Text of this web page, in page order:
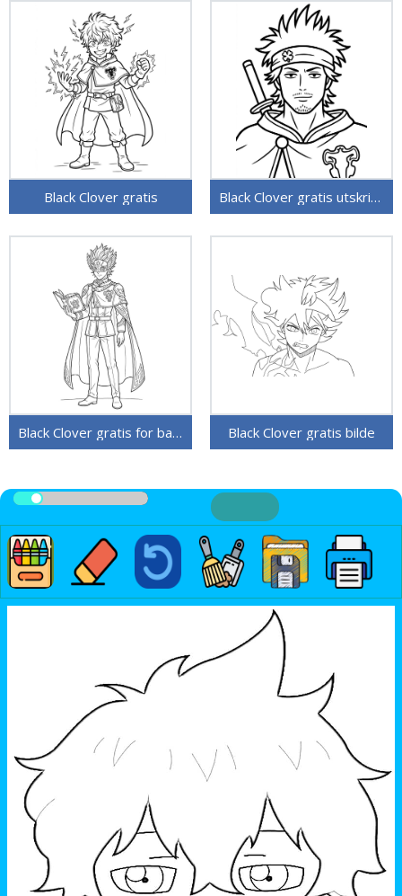
Black Clover gratis Black Clover gratis utskriftbar
Black Clover gratis for barn Black Clover gratis bilde